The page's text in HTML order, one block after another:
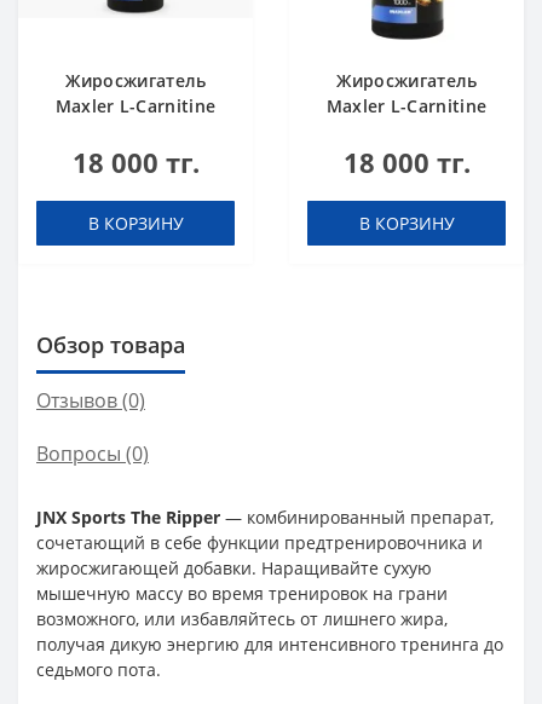
Жиросжигатель
Maxler L-Carnitine
18 000 тг.
В КОРЗИНУ
Жиросжигатель
Maxler L-Carnitine
ml
18 000 тг.
В КОРЗИНУ
Обзор товара
Отзывов (0)
Вопросы (0)
JNX Sports The Ripper — комбинированный препарат,
сочетающий в себе функции предтренировочника и
жиросжигающей добавки. Наращивайте сухую
мышечную массу во время тренировок на грани
возможного, или избавляйтесь от лишнего жира,
получая дикую энергию для интенсивного тренинга до
седьмого пота.